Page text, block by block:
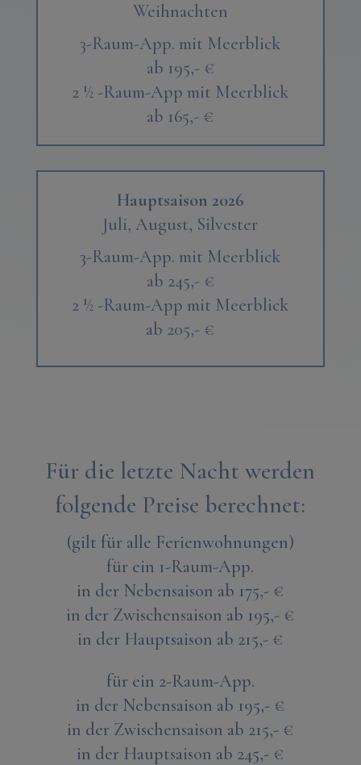
Weihnachten
3-Raum-App. mit Meerblick
ab 195,- €
2 ½ -Raum-App mit Meerblick
ab 165,- €
Hauptsaison 2026
Juli, August, Silvester
3-Raum-App. mit Meerblick
ab 245,- €
2 ½ -Raum-App mit Meerblick
ab 205,- €
Für die letzte Nacht werden
folgende Preise berechnet:
(gilt für alle Ferienwohnungen)
für ein 1-Raum-App.
in der Nebensaison ab 175,- €
in der Zwischensaison ab 195,- €
in der Hauptsaison ab 215,- €
für ein 2-Raum-App.
in der Nebensaison ab 195,- €
in der Zwischensaison ab 215,- €
in der Hauptsaison ab 245,- €